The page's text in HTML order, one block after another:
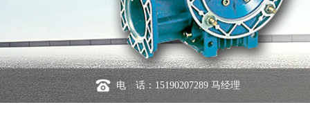
电 话：15190207289 马经理